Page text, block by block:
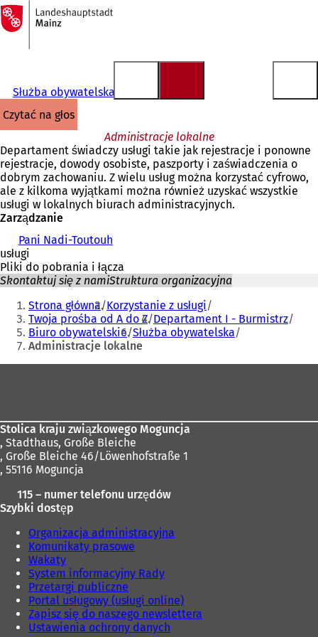
Przejdź do treści
Do
strony
głównej
Służba obywatelska
czytać na głos
Administracje lokalne
Departament świadczy usługi takie jak rejestracje i ponowne
rejestracje, dowody osobiste, paszporty i zaświadczenia o
dobrym zachowaniu. Z wielu usług można korzystać cyfrowo,
ale z kilkoma wyjątkami można również uzyskać wszystkie
usługi w lokalnych biurach administracyjnych.
Zarządzanie
Pani Nadi-Toutouh
usługi
Pliki do pobrania i łącza
Skontaktuj się z namiStruktura organizacyjna
Jesteś
tutaj:
Strona główna Korzystanie z usługi
Twoja prośba od A do Z Departament I - Burmistrz
Biuro obywatelskie Służba obywatelska
Administracje lokalne
Stolica kraju związkowego Moguncja
, Stadthaus, Große Bleiche
, Große Bleiche 46/Löwenhofstraße 1
, 55116 Moguncja
115 – numer telefonu urzędów
Szybki dostęp
Organizacja administracyjna
Komunikaty prasowe
Wakaty
System informacyjny Rady
Przetargi publiczne
Portal usługowy (usługi online)
Zapisz się do naszego newslettera
Ustawienia ochrony danych